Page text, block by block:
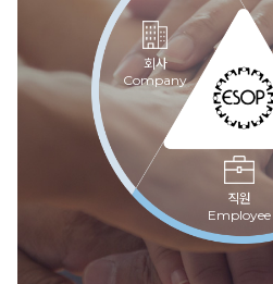
회사
Company
직원
Employee